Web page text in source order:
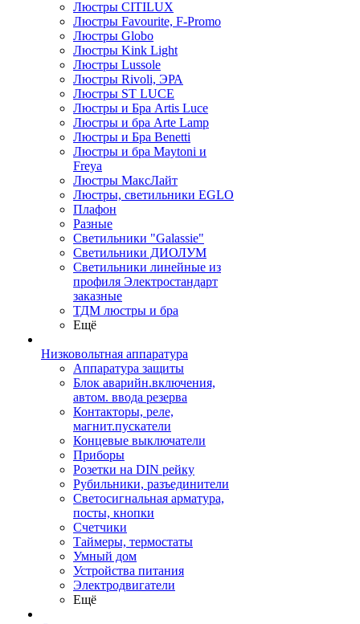
Люстры CITILUX
Люстры Favourite, F-Promo
Люстры Globo
Люстры Kink Light
Люстры Lussole
Люстры Rivoli, ЭРА
Люстры ST LUCE
Люстры и Бра Artis Luce
Люстры и бра Arte Lamp
Люстры и Бра Benetti
Люстры и бра Maytoni и
Freya
Люстры МаксЛайт
Люстры, светильники EGLO
Плафон
Разные
Светильники "Galassie"
Светильники ДИОЛУМ
Светильники линейные из
профиля Электростандарт
заказные
ТДМ люстры и бра
Ещё
Низковольтная аппаратура
Аппаратура защиты
Блок аварийн.включения,
автом. ввода резерва
Контакторы, реле,
магнит.пускатели
Концевые выключатели
Приборы
Розетки на DIN рейку
Рубильники, разъединители
Светосигнальная арматура,
посты, кнопки
Счетчики
Таймеры, термостаты
Умный дом
Устройства питания
Электродвигатели
Ещё